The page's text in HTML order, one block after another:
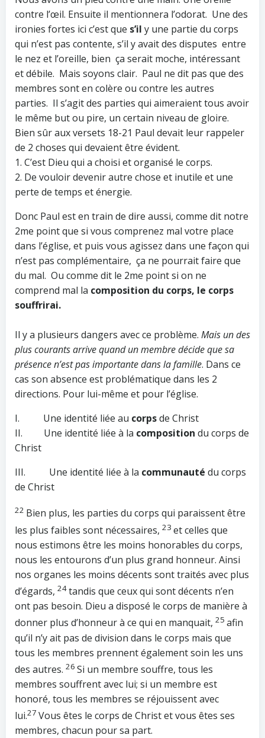
contre l’œil. Ensuite il mentionnera l’odorat. Une des
ironies fortes ici c’est que s’il y une partie du corps
qui n’est pas contente, s’il y avait des disputes entre
le nez et l’oreille, bien ça serait moche, intéressant
et débile. Mais soyons clair. Paul ne dit pas que des
membres sont en colère ou contre les autres
parties. Il s’agit des parties qui aimeraient tous avoir
le même but ou pire, un certain niveau de gloire.
Bien sûr aux versets 18-21 Paul devait leur rappeler
de 2 choses qui devaient être évident.
1. C’est Dieu qui a choisi et organisé le corps.
2. De vouloir devenir autre chose et inutile et une
perte de temps et énergie.
Donc Paul est en train de dire aussi, comme dit notre
2me point que si vous comprenez mal votre place
dans l’église, et puis vous agissez dans une façon qui
n’est pas complémentaire, ça ne pourrait faire que
du mal. Ou comme dit le 2me point si on ne
comprend mal la composition du corps, le corps
souffrirai.
Il y a plusieurs dangers avec ce problème. Mais un des
plus courants arrive quand un membre décide que sa
présence n’est pas importante dans la famille. Dans ce
cas son absence est problématique dans les 2
directions. Pour lui-même et pour l’église.
I. Une identité liée au corpsde Christ
II. Une identité liée à la composition du corps de
Christ
III. Une identité liée à la communauté du corps
de Christ
22 Bien plus, les parties du corps qui paraissent être
les plus faibles sont nécessaires, 23 et celles que
nous estimons être les moins honorables du corps,
nous les entourons d’un plus grand honneur. Ainsi
nos organes les moins décents sont traités avec plus
d’égards, 24tandis que ceux qui sont décents n’en
ont pas besoin. Dieu a disposé le corps de manière à
donner plus d’honneur à ce qui en manquait, 25 afin
qu’il n’y ait pas de division dans le corps mais que
tous les membres prennent également soin les uns
des autres. 26 Si un membre souffre, tous les
membres souffrent avec lui; si un membre est
honoré, tous les membres se réjouissent avec
lui.27 Vous êtes le corps de Christ et vous êtes ses
membres, chacun pour sa part.